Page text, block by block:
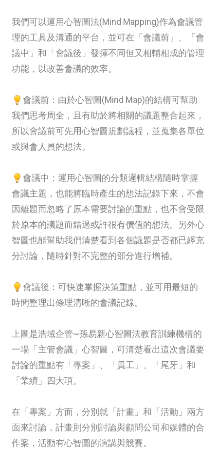
我們可以運用心智圖法(Mind Mapping)作為會議管
理的工具及溝通的平台，並可在「會議前」、「會
議中」和「會議後」發揮不同但又相輔相成的管理
功能，以改善會議的效率。
會議前：由於心智圖(Mind Map)的結構可幫助
我們思考周全，且有助於將相關的議題整合起來，
所以會議前可先用心智圖規劃議程，並蒐集各單位
或與會人員的想法。
會議中：運用心智圖的分類邏輯結構隨時掌握
會議主題，也能將臨時產生的想法記錄下來，不會
因離題而忽略了原本需要討論的重點，也不會受限
於原本的議題而錯過或許很有價值的想法。另外心
智圖也能幫助我們清楚看到各個議題是否都已經充
分討論，隨時針對不完整的部分進行增補。
會議後：可快速掌握決策重點，並可用最短的
時間整理出條理清晰的會議記錄。
上圖是浩域企管~孫易新心智圖法教育訓練機構的
一場「主管會議」心智圖，可清楚看出這次會議要
討論的重點有「專案」、「員工」、「尾牙」和
「業績」四大項。
在「專案」方面，分別就「計畫」和「活動」兩方
面來討論，計畫則分別討論與顧問公司和媒體的合
作案，活動有心智圖的演講與競賽。